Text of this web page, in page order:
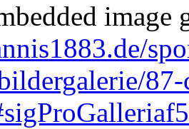
image